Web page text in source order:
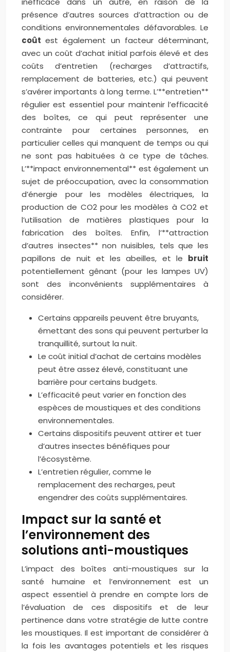
présence d’autres sources d’attraction ou de
conditions environnementales défavorables. Le
coûtest également un facteur déterminant,
avec un coût d’achat initial parfois élevé et des
coûts d’entretien (recharges d’attractifs,
remplacement de batteries, etc.) qui peuvent
s’avérer importants à long terme. L’**entretien**
régulier est essentiel pour maintenir l’efficacité
des boîtes, ce qui peut représenter une
contrainte pour certaines personnes, en
particulier celles qui manquent de temps ou qui
ne sont pas habituées à ce type de tâches.
L’**impact environnemental** est également un
sujet de préoccupation, avec la consommation
d’énergie pour les modèles électriques, la
production de CO2 pour les modèles à CO2 et
l’utilisation de matières plastiques pour la
fabrication des boîtes. Enfin, l’**attraction
d’autres insectes** non nuisibles, tels que les
papillons de nuit et les abeilles, et le bruit
potentiellement gênant (pour les lampes UV)
sont des inconvénients supplémentaires à
considérer.
Certains appareils peuvent être bruyants,
émettant des sons qui peuvent perturber la
tranquillité, surtout la nuit.
Le coût initial d’achat de certains modèles
peut être assez élevé, constituant une
barrière pour certains budgets.
L’efficacité peut varier en fonction des
espèces de moustiques et des conditions
environnementales.
Certains dispositifs peuvent attirer et tuer
d’autres insectes bénéfiques pour
l’écosystème.
L’entretien régulier, comme le
remplacement des recharges, peut
engendrer des coûts supplémentaires.
Impact sur la santé et
l’environnement des
solutions anti-moustiques
L’impact des boîtes anti-moustiques sur la
santé humaine et l’environnement est un
aspect essentiel à prendre en compte lors de
l’évaluation de ces dispositifs et de leur
pertinence dans votre stratégie de lutte contre
les moustiques. Il est important de considérer à
la fois les avantages potentiels et les risques